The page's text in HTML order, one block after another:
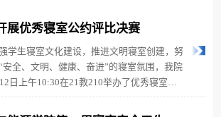
展优秀寝室公约评比决赛
学生寝室文化建设，推进文明寝室创建，努
安全、文明、健康、奋进”的寝室氛围，我院
日上午10:30在21教210举办了优秀寝室公
赛。参加本次决赛的评...